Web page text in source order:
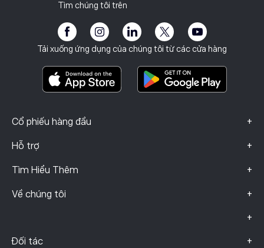
Tìm chúng tôi trên
Tải xuống ứng dụng của chúng tôi từ các cửa hàng
Cổ phiếu hàng đầu +
Hỗ trợ +
Tìm Hiểu Thêm +
Về chúng tôi +
+
Công bố rủi ro
Điều khoản & Điều kiện
Tài Liệu Thông Tin Quan Trọng
Dữ liệu khiếu nại (Khách hàng FCA)
Đối tác +
Chương trình liên kết
Bảo hiểm đầu tư